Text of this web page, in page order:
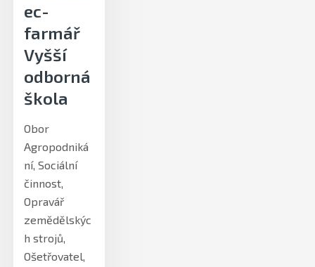
ec-
farmář
Vyšší
odborná
škola
Obor
Agropodniká
ní, Sociální
činnost,
Opravář
zemědělskýc
h strojů,
Ošetřovatel,